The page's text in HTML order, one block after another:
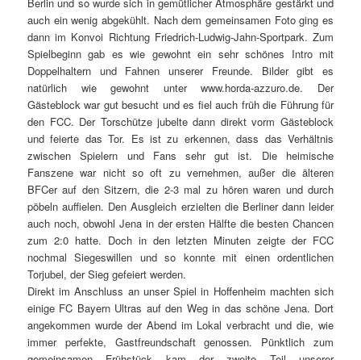
auch ein wenig abgekühlt. Nach dem gemeinsamen Foto ging es
dann im Konvoi Richtung Friedrich-Ludwig-Jahn-Sportpark. Zum
Spielbeginn gab es wie gewohnt ein sehr schönes Intro mit
Doppelhaltern und Fahnen unserer Freunde. Bilder gibt es
natürlich wie gewohnt unter www.horda-azzuro.de. Der
Gästeblock war gut besucht und es fiel auch früh die Führung für
den FCC. Der Torschütze jubelte dann direkt vorm Gästeblock
und feierte das Tor. Es ist zu erkennen, dass das Verhältnis
zwischen Spielern und Fans sehr gut ist. Die heimische
Fanszene war nicht so oft zu vernehmen, außer die älteren
BFCer auf den Sitzern, die 2-3 mal zu hören waren und durch
pöbeln auffielen. Den Ausgleich erzielten die Berliner dann leider
auch noch, obwohl Jena in der ersten Hälfte die besten Chancen
zum 2:0 hatte. Doch in den letzten Minuten zeigte der FCC
nochmal Siegeswillen und so konnte mit einen ordentlichen
Torjubel, der Sieg gefeiert werden.
Direkt im Anschluss an unser Spiel in Hoffenheim machten sich
einige FC Bayern Ultras auf den Weg in das schöne Jena. Dort
angekommen wurde der Abend im Lokal verbracht und die, wie
immer perfekte, Gastfreundschaft genossen. Pünktlich zum